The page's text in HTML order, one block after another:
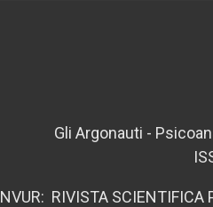
Gli Argonauti -
RIVISTA SCIENTIFICA